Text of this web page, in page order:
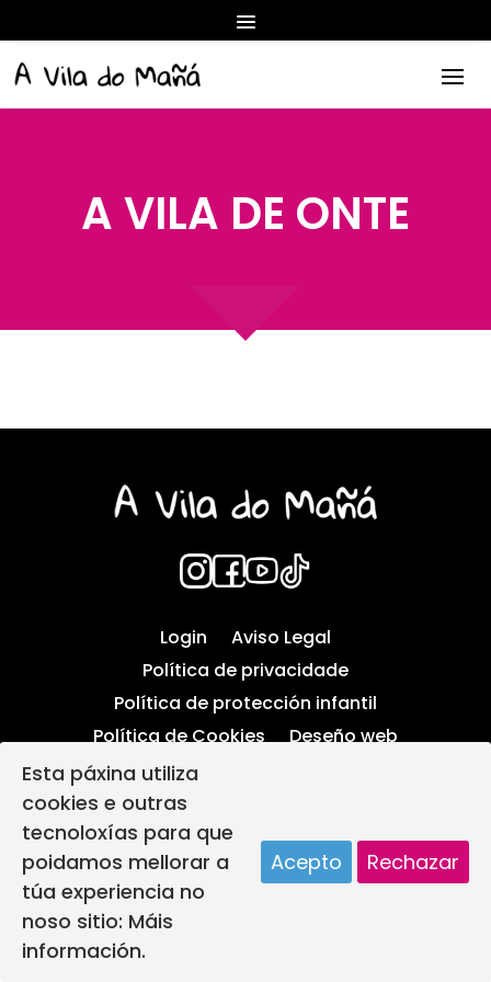
A VILA DE ONTE
Login
Aviso Legal
Política de privacidade
Política de protección infantil
Política de Cookies
Deseño web
A vila do mañá creada por
Esta páxina utiliza
cookies e outras
tecnoloxías para que
poidamos mellorar a
túa experiencia no
noso sitio: Máis
información.
Acepto Rechazar